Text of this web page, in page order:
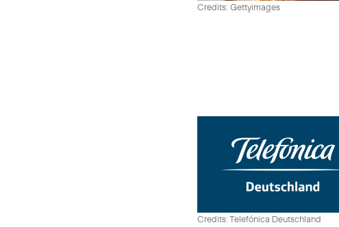
Credits: Gettyimages
Credits: Telefónica Deutschland